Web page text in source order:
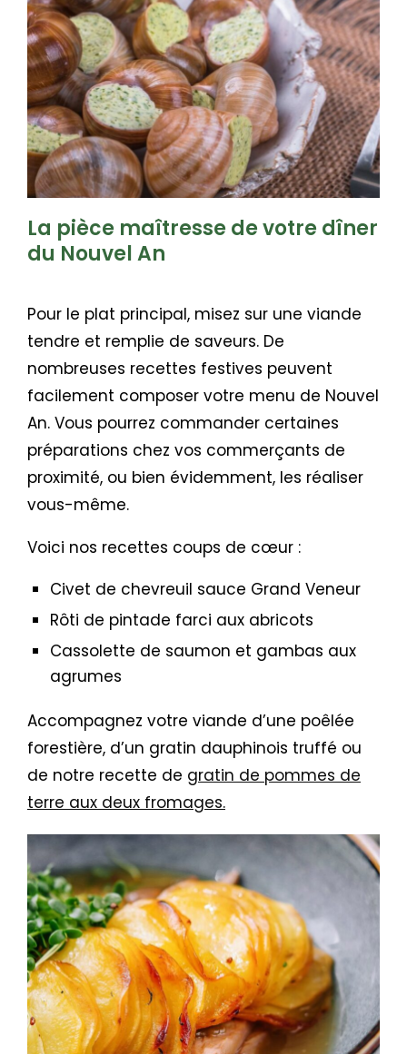
La pièce maîtresse de votre dîner
du Nouvel An
Pour le plat principal, misez sur une viande
tendre et remplie de saveurs. De
nombreuses recettes festives peuvent
facilement composer votre menu de Nouvel
An. Vous pourrez commander certaines
préparations chez vos commerçants de
proximité, ou bien évidemment, les réaliser
vous-même.
Voici nos recettes coups de cœur :
Civet de chevreuil sauce Grand Veneur
Rôti de pintade farci aux abricots
Cassolette de saumon et gambas aux
agrumes
Accompagnez votre viande d’une poêlée
forestière, d’un gratin dauphinois truffé ou
de notre recette de gratin de pommes de
terre aux deux fromages.